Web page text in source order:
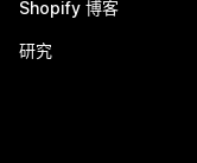
Shopify 博客
研究